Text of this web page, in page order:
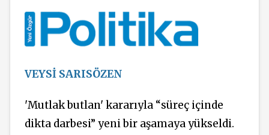
VEYSİ SARISÖZEN
'Mutlak butlan' kararıyla “süreç içinde
dikta darbesi” yeni bir aşamaya yükseldi.